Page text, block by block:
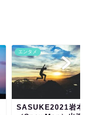
エンタメ
SASUKE2021岩本